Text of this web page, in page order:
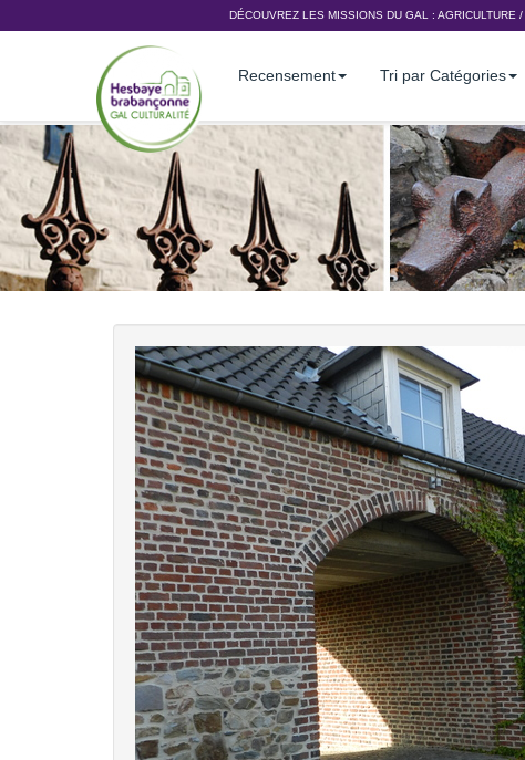
DÉCOUVREZ LES MISSIONS DU GAL : AGRICULTURE /
Recensement Tri par Catégories